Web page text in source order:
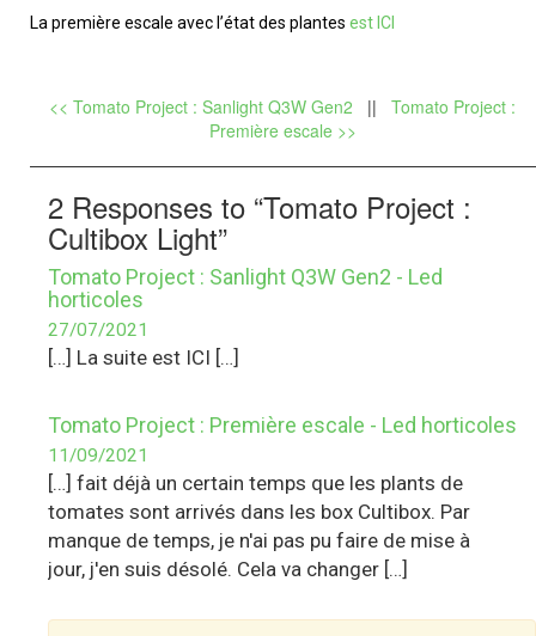
La première escale avec l’état des plantes est ICI
<< Tomato Project : Sanlight Q3W Gen2 ||Tomato Project :
Première escale >>
2 Responses to “Tomato Project :
Cultibox Light”
Tomato Project : Sanlight Q3W Gen2 - Led
horticoles
27/07/2021
[…] La suite est ICI […]
Tomato Project : Première escale - Led horticoles
11/09/2021
[…] fait déjà un certain temps que les plants de
tomates sont arrivés dans les box Cultibox. Par
manque de temps, je n'ai pas pu faire de mise à
jour, j'en suis désolé. Cela va changer […]